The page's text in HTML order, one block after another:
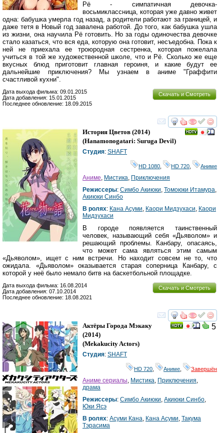
Рё - симпатичная девочка-
восьмиклассница, которая уже давно живет
одна: бабушка умерла год назад, а родители работают за границей, и
даже тетя в Новый год завалена работой. До того, как бабушка ушла
из жизни, она научила Рё готовить. Но за годы одиночества девочке
стало казаться, что вся еда, которую она готовит, несъедобна. Пока к
ней не приехала ее троюродная сестренка, которая пожелала
учиться в той же художественной школе, что и Рё. Сколько же еще
вкусных блюд приготовит главная героиня, и какие будут ее
дальнейшие приключения? Мы узнаем в аниме "Граффити
счастливой кухни".
Скачать и Смотреть
Дата выхода фильма: 09.01.2015
Дата добавления: 15.01.2015
Последнее обновление: 18.09.2015
смотреть
История Цветов (2014)
(Hanamonogatari: Suruga Devil)
Студия: SHAFT
HD 1080 HD 720 Аниме
Аниме, Мистика, Приключения
Режиссеры: Симбо Акиюки, Томоюки Итамура,
Акиюки Синбо
В ролях: Кана Асуми, Каори Мидзухаси, Каори
Мидзухаси
В городе появляется таинственный
человек, называющий себя «Дьяволом» и
решающий проблемы. Канбару, опасаясь,
что может сама являться этим самым
«Дьяволом», ищет с ним встречи. Но находит совсем не то, что
ожидала. «Дьяволом» оказывается старая соперница Канбару, с
которой у неё было немало битв на баскетбольной площадке.
Скачать и Смотреть
Дата выхода фильма: 16.08.2014
Дата добавления: 07.10.2014
Последнее обновление: 18.08.2021
смотреть
5
Актёры Города Мэкаку
(2014)
(Mekakucity Actors)
Студия: SHAFT
HD 720 Аниме Завершён
Аниме сериалы Мистика Приключения
драма
Режиссеры: Симбо Акиюки Акиюки Синбо
Юки Ясэ
В ролях: Асуми Кана Кана Асуми Такума
Тэрасима